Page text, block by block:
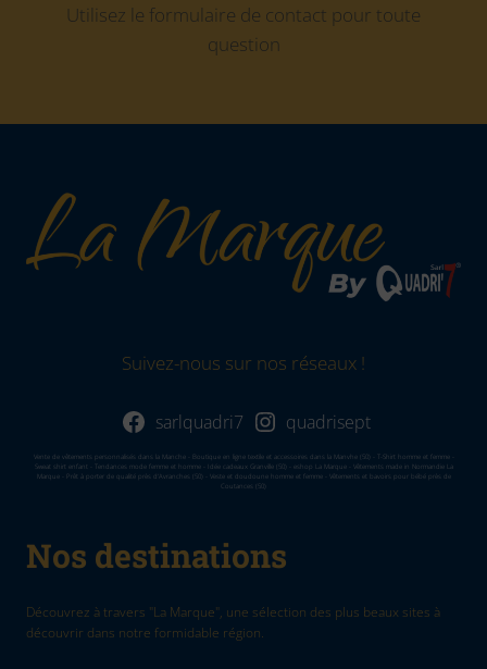
Utilisez le formulaire de contact pour toute
question
Suivez-nous sur nos réseaux !
sarlquadri7 quadrisept
Vente de vêtements personnalisés dans la Manche - Boutique en ligne textile et accessoires dans la Manvhe (50) - T-Shirt homme et femme -
Sweat shirt enfant - Tendances mode femme et homme - Idée cadeaux Granville (50) - eshop La Marque - Vêtements made in Normandie La
Marque - Prêt à porter de qualité près d'Avranches (50) - Veste et doudoune homme et femme - Vêtements et bavoirs pour bébé près de
Coutances (50)
Nos destinations
Découvrez à travers "La Marque", une sélection des plus beaux sites à
découvrir dans notre formidable région.